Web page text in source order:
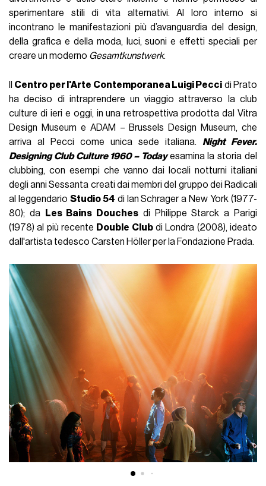
sperimentare stili di vita alternativi. Al loro interno si
incontrano le manifestazioni più d’avanguardia del design,
della grafica e della moda, luci, suoni e effetti speciali per
creare un moderno Gesamtkunstwerk.
Centro per l'Arte Contemporanea Luigi Pecci di Prato
ha deciso di intraprendere un viaggio attraverso la club
culture di ieri e oggi, in una retrospettiva prodotta dal Vitra
Design Museum e ADAM – Brussels Design Museum, che
arriva al Pecci come unica sede italiana. Night Fever.
Designing Club Culture 1960 – Todayesamina la storia del
clubbing, con esempi che vanno dai locali notturni italiani
degli anni Sessanta creati dai membri del gruppo dei Radicali
al leggendario Studio 54 di Ian Schrager a New York (1977-
80); da
Les Bains Douches di Philippe Starck a Parigi
(1978) al più recente Double Clubdi Londra (2008), ideato
dall'artista tedesco Carsten Höller per la Fondazione Prada.